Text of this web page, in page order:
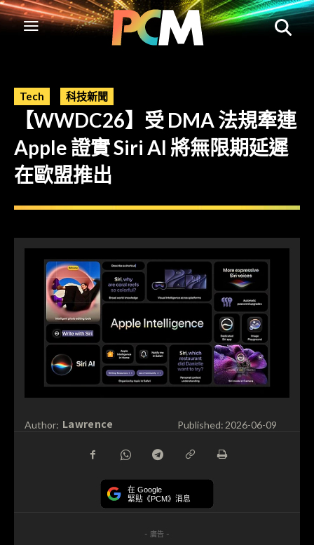
Tech 科技新聞
【WWDC26】受 DMA 法規牽連
Apple 證實 Siri AI 將無限期延遲
在歐盟推出
Author: Lawrence Published: 2026-06-09
在 Google
緊貼《PCM》消息
- 廣告 -